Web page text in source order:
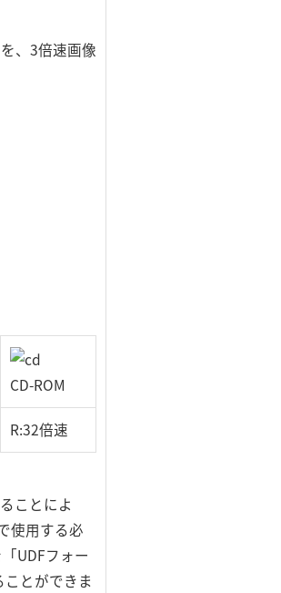
CD-ROM
R:32倍速
ことによ
使用する必
UDFフォー
とができま